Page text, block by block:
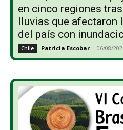
en cinco regiones
lluvias que afectaron
del país con
Chile Patricia Escobar - 06/08/